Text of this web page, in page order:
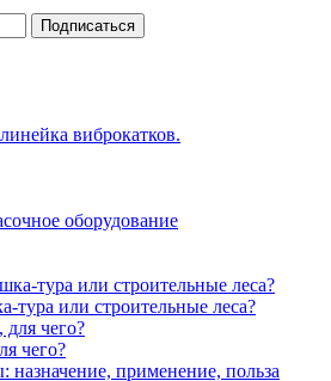
виброкатков.
оборудование
тура или строительные леса?
чего?